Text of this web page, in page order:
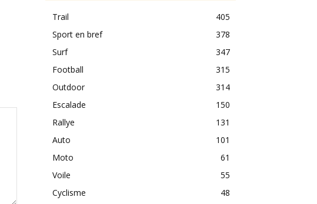
Trail
405
Sport en bref
378
Surf
347
Football
315
Outdoor
314
Escalade
150
Rallye
131
Auto
101
Moto
61
Voile
55
Cyclisme
48